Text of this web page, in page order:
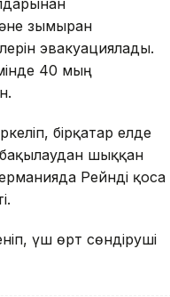
зымыран
эвакуациялады.
40 мың
бірқатар елде
шыққан
Рейнді қоса
үш өрт сөндіруші